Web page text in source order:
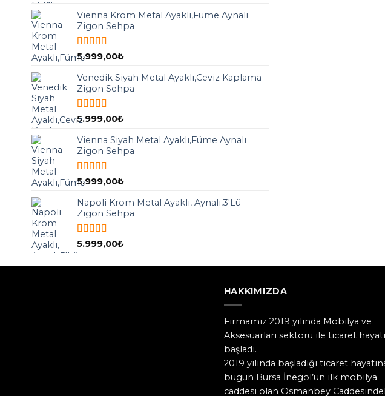
Vienna Krom Metal Ayaklı,Füme Aynalı
Zigon Sehpa
5 üzerinden
5.999,00₺
Venedik Siyah Metal Ayaklı,Ceviz Kaplama
Zigon Sehpa
5 üzerinden
5.999,00₺
Vienna Siyah Metal Ayaklı,Füme Aynalı
Zigon Sehpa
5 üzerinden
5.999,00₺
Napoli Krom Metal Ayaklı, Aynalı,3'Lü
Zigon Sehpa
5 üzerinden
5.999,00₺
HAKKIMIZDA
Firmamız 2019 yılında Mobilya ve
Aksesuarları sektörü ile ticaret
başladı.
2019 yılında başladığı ticaret
bugün Bursa İnegöl’ün ilk mobilya
caddesi olan Osmanbey